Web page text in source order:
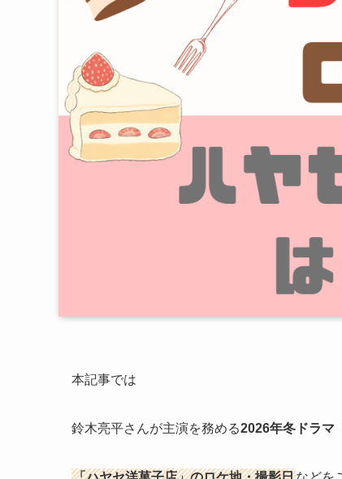
本記事では
鈴木亮平さんが主演を務める2026年冬ドラマ